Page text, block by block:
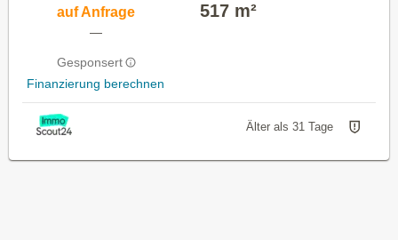
auf Anfrage
—
Gesponsert
Finanzierung berechnen
517 m²
Älter als 31 Tage